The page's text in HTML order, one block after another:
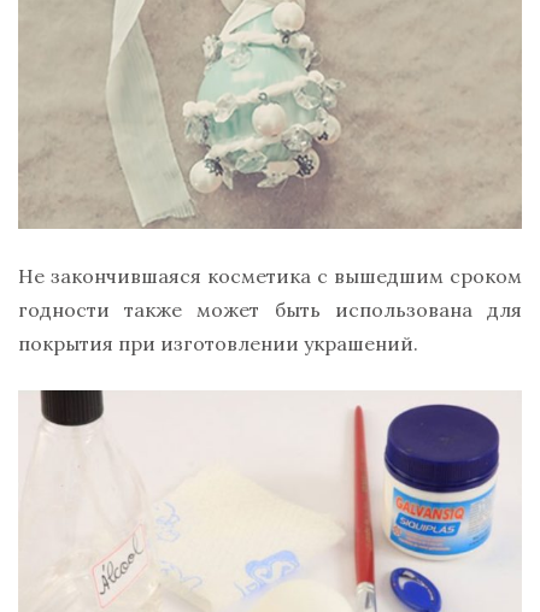
Не закончившаяся косметика с вышедшим сроком
годности также может быть использована для
покрытия при изготовлении украшений.